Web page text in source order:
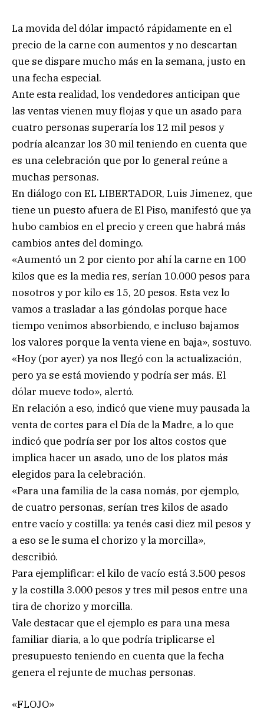
La movida del dólar impactó rápidamente en el
precio de la carne con aumentos y no descartan
que se dispare mucho más en la semana, justo en
una fecha especial.
Ante esta realidad, los vendedores anticipan que
las ventas vienen muy flojas y que un asado para
cuatro personas superaría los 12 mil pesos y
podría alcanzar los 30 mil teniendo en cuenta que
es una celebración que por lo general reúne a
muchas personas.
En diálogo con EL LIBERTADOR, Luis Jimenez, que
tiene un puesto afuera de El Piso, manifestó que ya
hubo cambios en el precio y creen que habrá más
cambios antes del domingo.
«Aumentó un 2 por ciento por ahí la carne en 100
kilos que es la media res, serían 10.000 pesos para
nosotros y por kilo es 15, 20 pesos. Esta vez lo
vamos a trasladar a las góndolas porque hace
tiempo venimos absorbiendo, e incluso bajamos
los valores porque la venta viene en baja», sostuvo.
«Hoy (por ayer) ya nos llegó con la actualización,
pero ya se está moviendo y podría ser más. El
dólar mueve todo», alertó.
En relación a eso, indicó que viene muy pausada la
venta de cortes para el Día de la Madre, a lo que
indicó que podría ser por los altos costos que
implica hacer un asado, uno de los platos más
elegidos para la celebración.
«Para una familia de la casa nomás, por ejemplo,
de cuatro personas, serían tres kilos de asado
entre vacío y costilla: ya tenés casi diez mil pesos y
a eso se le suma el chorizo y la morcilla»,
describió.
Para ejemplificar: el kilo de vacío está 3.500 pesos
y la costilla 3.000 pesos y tres mil pesos entre una
tira de chorizo y morcilla.
Vale destacar que el ejemplo es para una mesa
familiar diaria, a lo que podría triplicarse el
presupuesto teniendo en cuenta que la fecha
genera el rejunte de muchas personas.
«FLOJO»